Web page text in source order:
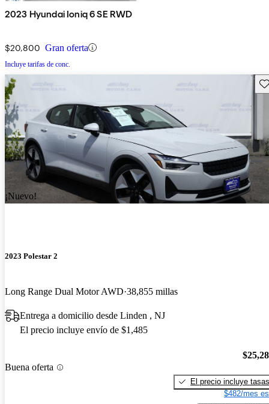
2023 Hyundai Ioniq 6 SE RWD
$20,800 Gran oferta
Incluye tarifas de conc.
¡Nuevo!
2023 Polestar 2
Long Range Dual Motor AWD 38,855 millas
Entrega a domicilio desde Linden , NJ
El precio incluye envío de $1,485
Buena oferta
El precio incluye tasas
$482/mes